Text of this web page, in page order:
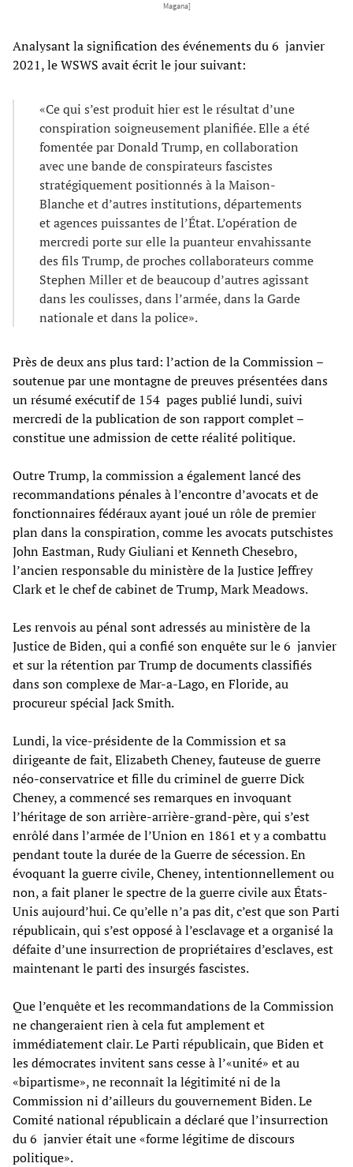
Magana]
Analysant la signification des événements du 6 janvier
2021, le WSWS avait écrit le jour suivant:
«Ce qui s’est produit hier est le résultat d’une
conspiration soigneusement planifiée. Elle a été
fomentée par Donald Trump, en collaboration
avec une bande de conspirateurs fascistes
stratégiquement positionnés à la Maison-
Blanche et d’autres institutions, départements
et agences puissantes de l’État. L’opération de
mercredi porte sur elle la puanteur envahissante
des fils Trump, de proches collaborateurs comme
Stephen Miller et de beaucoup d’autres agissant
dans les coulisses, dans l’armée, dans la Garde
nationale et dans la police».
Près de deux ans plus tard: l’action de la Commission –
soutenue par une montagne de preuves présentées dans
un résumé exécutif de 154 pages publié lundi, suivi
mercredi de la publication de son rapport complet –
constitue une admission de cette réalité politique.
Outre Trump, la commission a également lancé des
recommandations pénales à l’encontre d’avocats et de
fonctionnaires fédéraux ayant joué un rôle de premier
plan dans la conspiration, comme les avocats putschistes
John Eastman, Rudy Giuliani et Kenneth Chesebro,
l’ancien responsable du ministère de la Justice Jeffrey
Clark et le chef de cabinet de Trump, Mark Meadows.
Les renvois au pénal sont adressés au ministère de la
Justice de Biden, qui a confié son enquête sur le 6 janvier
et sur la rétention par Trump de documents classifiés
dans son complexe de Mar-a-Lago, en Floride, au
procureur spécial Jack Smith.
Lundi, la vice-présidente de la Commission et sa
dirigeante de fait, Elizabeth Cheney, fauteuse de guerre
néo-conservatrice et fille du criminel de guerre Dick
Cheney, a commencé ses remarques en invoquant
l’héritage de son arrière-arrière-grand-père, qui s’est
enrôlé dans l’armée de l’Union en 1861 et y a combattu
pendant toute la durée de la Guerre de sécession. En
évoquant la guerre civile, Cheney, intentionnellement ou
non, a fait planer le spectre de la guerre civile aux États-
Unis aujourd’hui. Ce qu’elle n’a pas dit, c’est que son Parti
républicain, qui s’est opposé à l’esclavage et a organisé la
défaite d’une insurrection de propriétaires d’esclaves, est
maintenant le parti des insurgés fascistes.
Que l’enquête et les recommandations de la Commission
ne changeraient rien à cela fut amplement et
immédiatement clair. Le Parti républicain, que Biden et
les démocrates invitent sans cesse à l’«unité» et au
«bipartisme», ne reconnaît la légitimité ni de la
Commission ni d’ailleurs du gouvernement Biden. Le
Comité national républicain a déclaré que l’insurrection
du 6 janvier était une «forme légitime de discours
politique».